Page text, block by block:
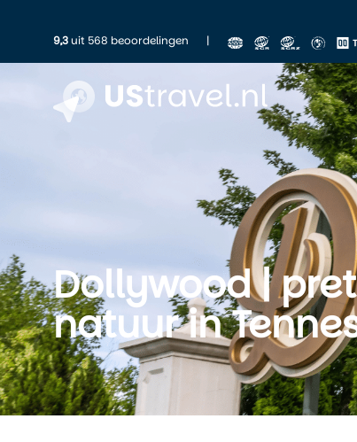
9,3uit 568 beoordelingen |
Dollywood |
natuur in